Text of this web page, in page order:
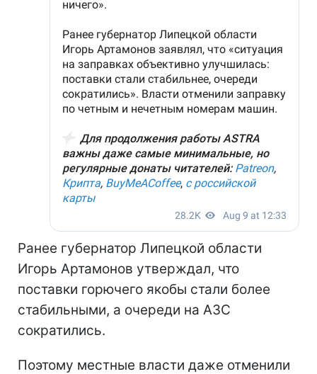
Ранее губернатор Липецкой области
Игорь Артамонов утверждал, что
поставки горючего якобы стали более
стабильными, а очереди на АЗС
сократились.
Поэтому местные власти даже отменили